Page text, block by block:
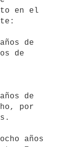
en el
de
por